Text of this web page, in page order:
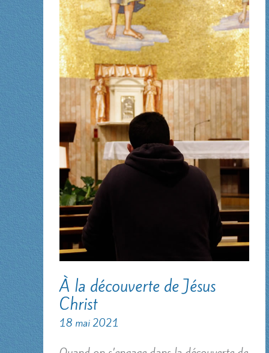
À la découverte de Jésus
Christ
18 mai 2021